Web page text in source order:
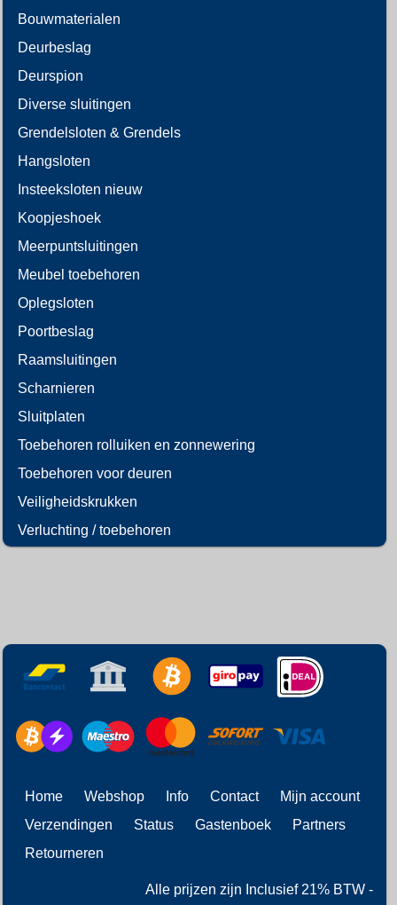
Bouwmaterialen
Deurbeslag
Deurspion
Diverse sluitingen
Grendelsloten & Grendels
Hangsloten
Insteeksloten nieuw
Koopjeshoek
Meerpuntsluitingen
Meubel toebehoren
Oplegsloten
Poortbeslag
Raamsluitingen
Scharnieren
Sluitplaten
Toebehoren rolluiken en zonnewering
Toebehoren voor deuren
Veiligheidskrukken
Verluchting / toebehoren
Home Webshop Info Contact
Mijn account
Verzendingen
Status Gastenboek
Partners
Retourneren
Alle prijzen zijn Inclusief 21% BTW -